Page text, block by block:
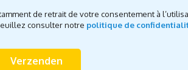
de retrait de votre consentement à
consulter notre politique de